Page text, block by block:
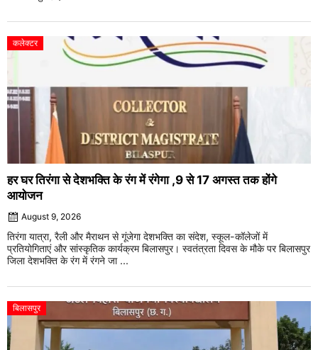
कलेक्टर
हर घर तिरंगा से देशभक्ति के रंग में रंगेगा ,9 से 17 अगस्त तक होंगे
आयोजन
August 9, 2026
तिरंगा यात्रा, रैली और मैराथन से गूंजेगा देशभक्ति का संदेश, स्कूल-कॉलेजों में
प्रतियोगिताएं और सांस्कृतिक कार्यक्रम बिलासपुर। स्वतंत्रता दिवस के मौके पर बिलासपुर
जिला देशभक्ति के रंग में रंगने जा ...
बिलासपुर